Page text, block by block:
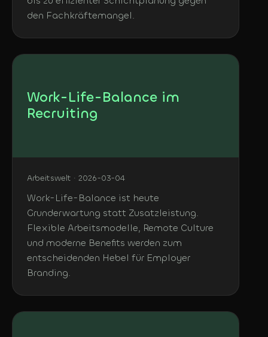
den Fachkräftemangel.
Work-Life-Balance im
Recruiting
Arbeitswelt · 2026-03-04
Work-Life-Balance ist heute
Grunderwartung statt Zusatzleistung.
Flexible Arbeitsmodelle, Remote Culture
und moderne Benefits werden zum
entscheidenden Hebel für Employer
Branding.